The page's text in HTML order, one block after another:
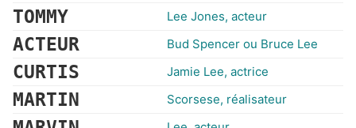
TOMMY Lee Jones, acteur
ACTEUR Bud Spencer ou Bruce Lee
CURTIS Jamie Lee, actrice
MARTIN Scorsese, réalisateur